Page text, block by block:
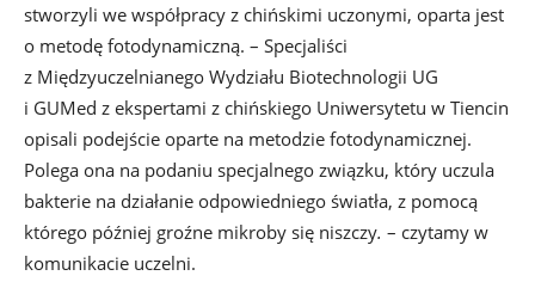
stworzyli we współpracy z chińskimi uczonymi, oparta jest
o metodę fotodynamiczną. – Specjaliści
z Międzyuczelnianego Wydziału Biotechnologii UG
i GUMed z ekspertami z chińskiego Uniwersytetu w Tiencin
opisali podejście oparte na metodzie fotodynamicznej.
Polega ona na podaniu specjalnego związku, który uczula
bakterie na działanie odpowiedniego światła, z pomocą
którego później groźne mikroby się niszczy. – czytamy w
komunikacie uczelni.